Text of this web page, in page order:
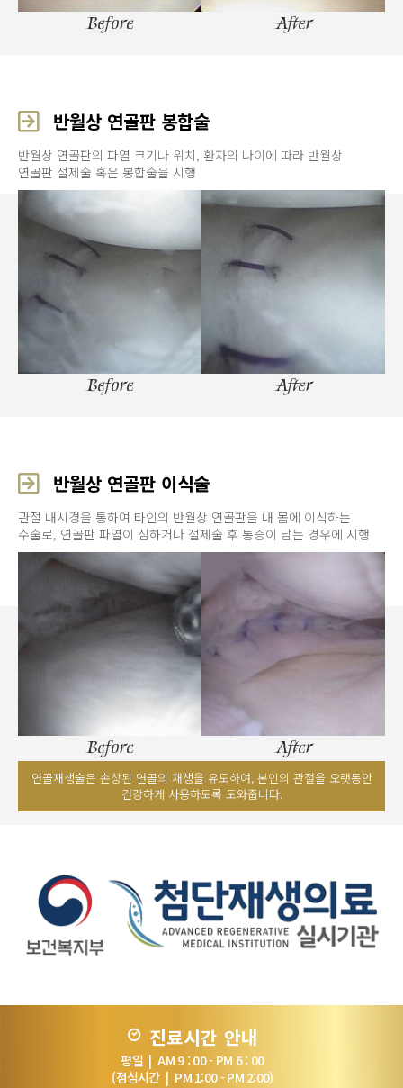
Before After
반월상 연골판 봉합술
반월상 연골판의 파열 크기나 위치, 환자의 나이에 따라 반월상
연골판 절제술 혹은 봉합술을 시행
Before After
반월상 연골판 이식술
관절 내시경을 통하여 타인의 반월상 연골판을 내 몸에 이식하는
수술로, 연골판 파열이 심하거나 절제술 후 통증이 남는 경우에 시행
Before After
연골재생술은 손상된 연골의 재생을 유도하여, 본인의 관절을 오랫동안
건강하게 사용하도록 도와줍니다.
진료시간 안내
평일 | AM 9 : 00 - PM 6 : 00
(점심시간 | PM 1:00 - PM 2:00)